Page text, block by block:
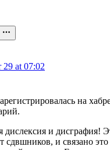
29 at 07:02
на
дислексия и дисграфия!
сдвшников, и связано